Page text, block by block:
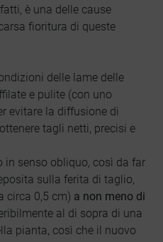
è una delle cause
fioritura di queste
delle lame delle
e pulite (con uno
evitare la diffusione di
tagli netti, precisi e
in senso obliquo, così da far
sulla ferita di taglio,
circa 0,5 cm) a non meno di
al di sopra di una
pianta, così che il nuovo